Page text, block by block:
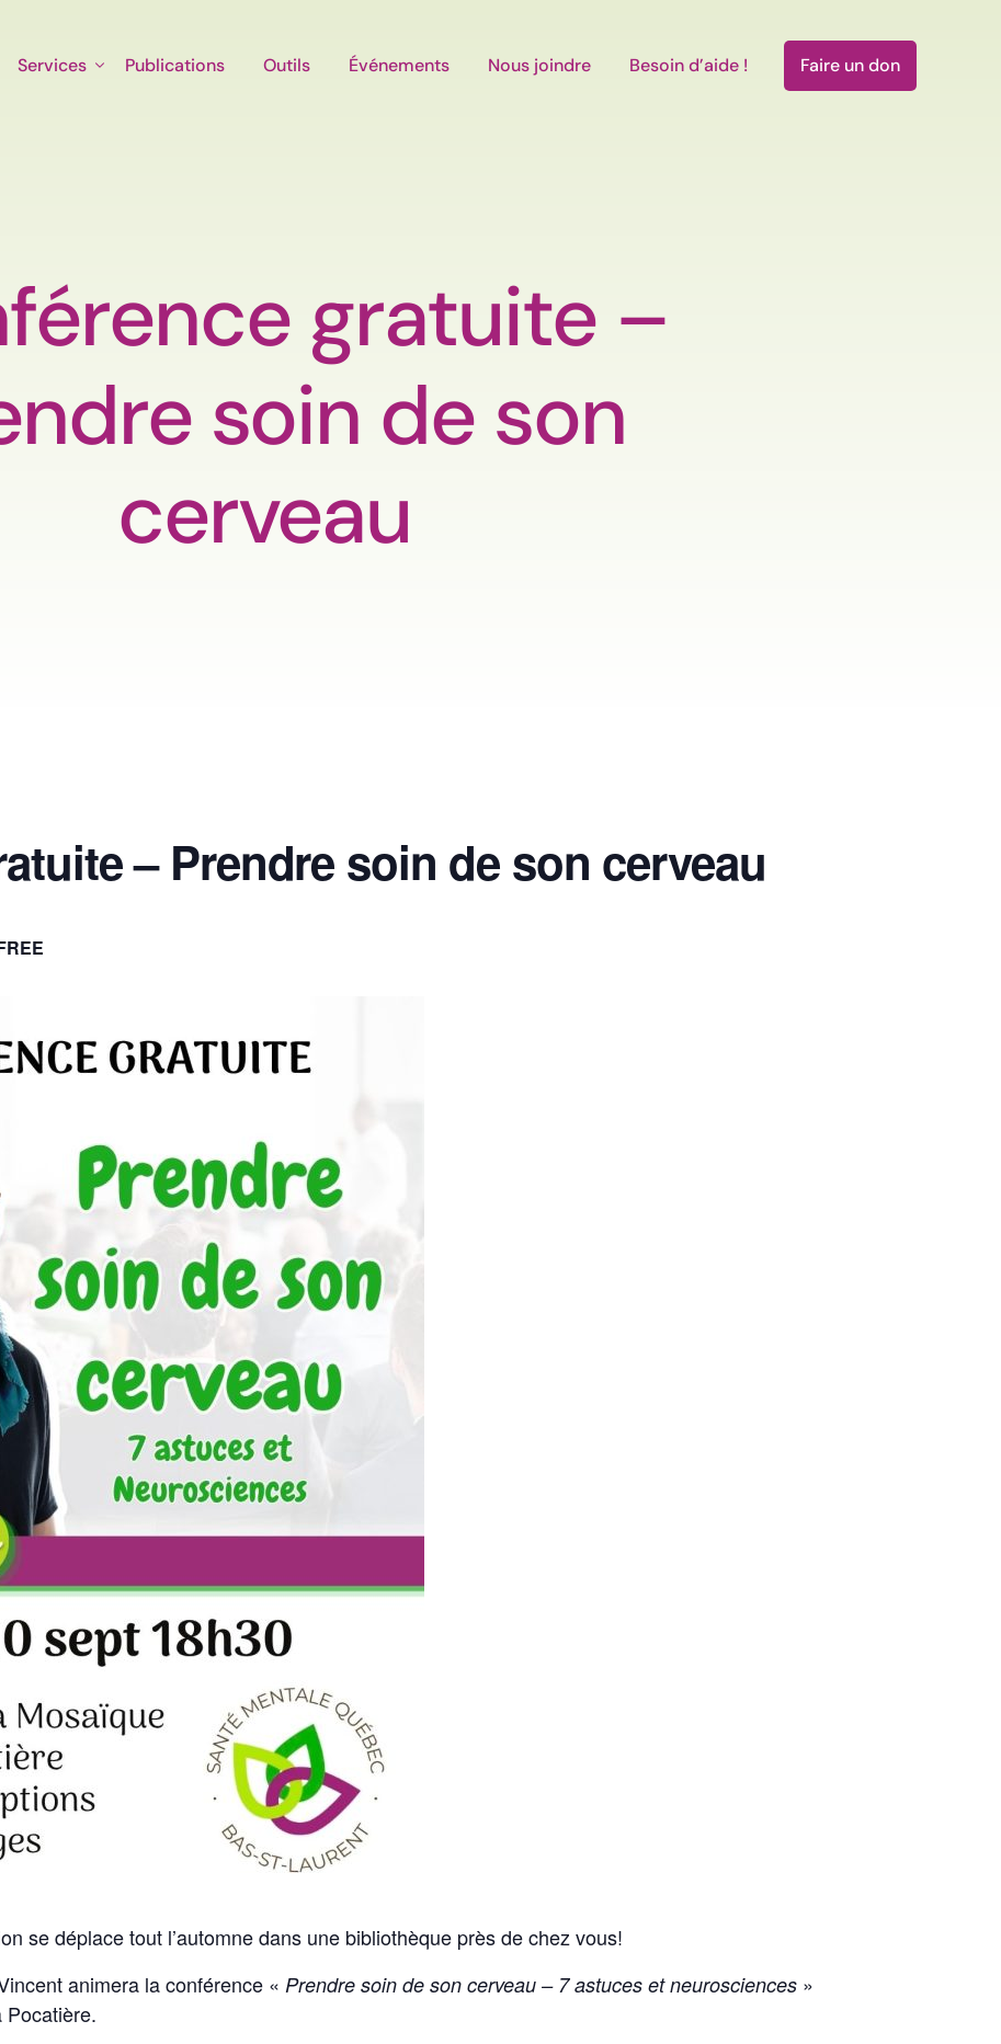
Services Publications Outils Événements Nous joindre Besoin d’aide ! Faire un don
gratuite –
soin de son
cerveau
– Prendre soin de son cerveau
se déplace tout l’automne dans une bibliothèque près de chez vous!
animera la conférence « Prendre soin de son cerveau – 7 astuces et neurosciences »